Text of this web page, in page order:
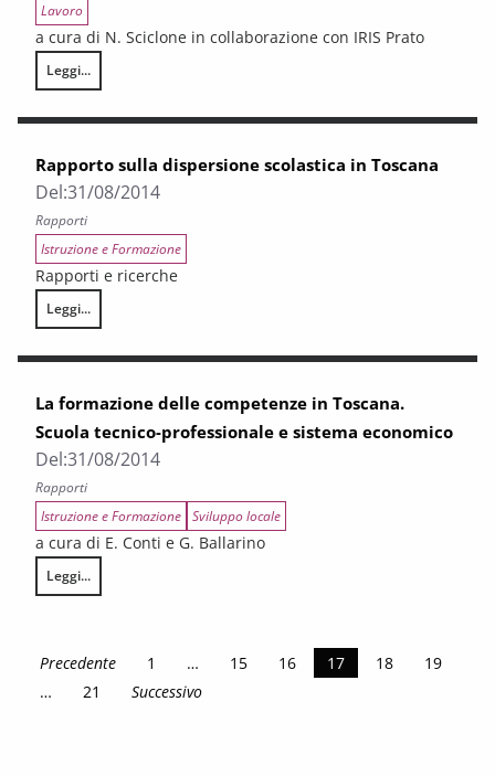
Lavoro
a cura di N. Sciclone in collaborazione con IRIS Prato
Leggi...
Valutazione delle priorità negli indirizzi di politica del mercato del lavoro
Rapporto sulla dispersione scolastica in Toscana
Del:31/08/2014
Rapporti
Istruzione e Formazione
Rapporti e ricerche
Leggi...
Rapporto sulla dispersione scolastica in Toscana
La formazione delle competenze in Toscana.
Scuola tecnico-professionale e sistema economico
Del:31/08/2014
Rapporti
Istruzione e Formazione Sviluppo locale
a cura di E. Conti e G. Ballarino
Leggi...
La formazione delle competenze in Toscana. Scuola tecnico-
Precedente 1 … 15 16 17 18
19
…
21 Successivo